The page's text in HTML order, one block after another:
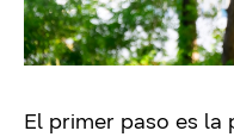
El primer paso es la